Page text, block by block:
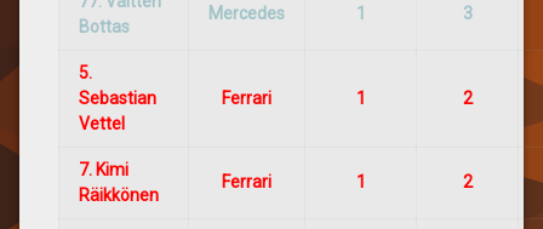
Bottas
Mercedes 1 3
5.
Sebastian
Vettel
Ferrari 1 2
7. Kimi
Räikkönen
Ferrari 1 2